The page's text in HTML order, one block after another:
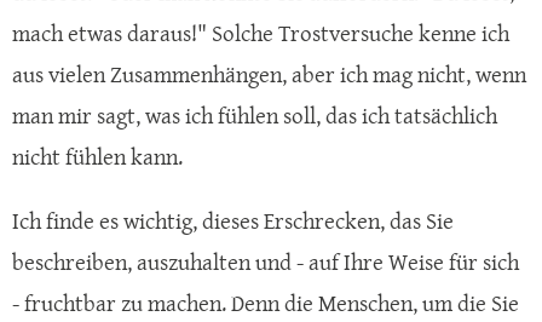
mach etwas daraus!" Solche Trostversuche kenne ich
aus vielen Zusammenhängen, aber ich mag nicht, wenn
man mir sagt, was ich fühlen soll, das ich tatsächlich
nicht fühlen kann.
Ich finde es wichtig, dieses Erschrecken, das Sie
beschreiben, auszuhalten und - auf Ihre Weise für sich
- fruchtbar zu machen. Denn die Menschen, um die Sie